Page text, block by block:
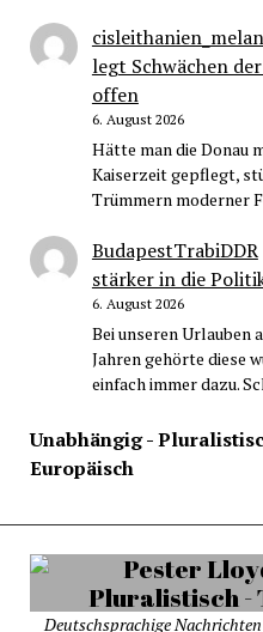
legt Schwächen
offen
6. August 2026
Hätte man die Donau
Kaiserzeit gepflegt,
Trümmern moderner
BudapestTrabiDDR
stärker in die
6. August 2026
Bei unseren Urlauben
Jahren gehörte diese
einfach immer dazu.
Unabhängig -
Europäisch
Deutschsprachige